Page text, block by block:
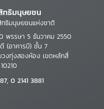
ทธิมนุษยชน
ธิมนุษยชนแห่งชาติ
พรรษา 5 ธันวาคม 2550
(อาคารบี) ชั้น 7
งทุ่งสองห้อง เขตหลักสี่
0 2141 3881